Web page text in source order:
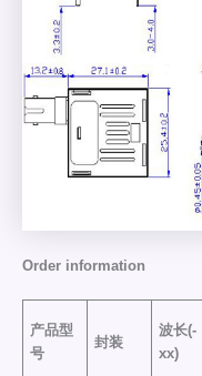
Order information
产品型
号
封装
波长(-
xx)